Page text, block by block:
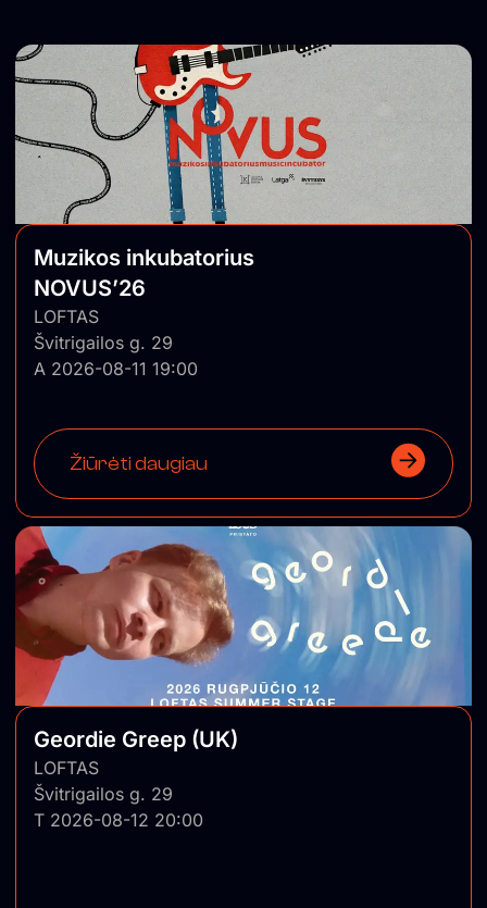
Muzikos inkubatorius
NOVUS’26
LOFTAS
Švitrigailos g. 29
A 2026-08-11 19:00
Žiūrėti daugiau
Geordie Greep (UK)
LOFTAS
Švitrigailos g. 29
T 2026-08-12 20:00